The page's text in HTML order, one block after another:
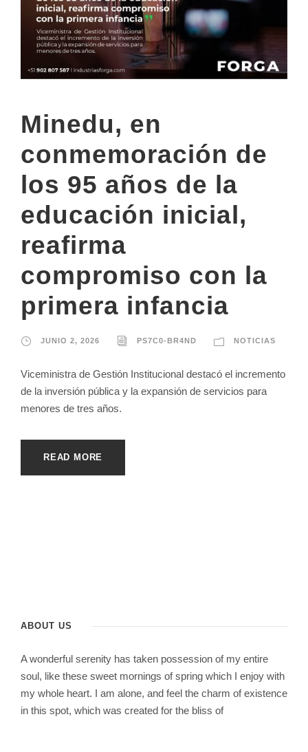
Minedu, en
conmemoración de
los 95 años de la
educación inicial,
reafirma
compromiso con la
primera infancia
JUNIO 2, 2026 PS7C0-BR4ND NOTICIAS
Viceministra de Gestión Institucional destacó el incremento
de la inversión pública y la expansión de servicios para
menores de tres años.
READ MORE
ABOUT US
A wonderful serenity has taken possession of my entire
soul, like these sweet mornings of spring which I enjoy with
my whole heart. I am alone, and feel the charm of existence
in this spot, which was created for the bliss of